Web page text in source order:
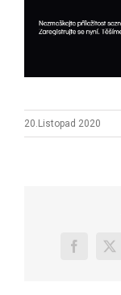
20.Listopad 2020
Facebook
X